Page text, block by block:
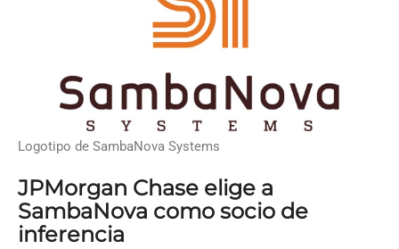
Logotipo de SambaNova Systems
JPMorgan Chase elige a
SambaNova como socio de
inferencia